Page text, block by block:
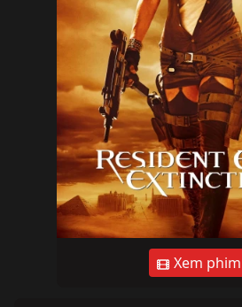
Xem phim